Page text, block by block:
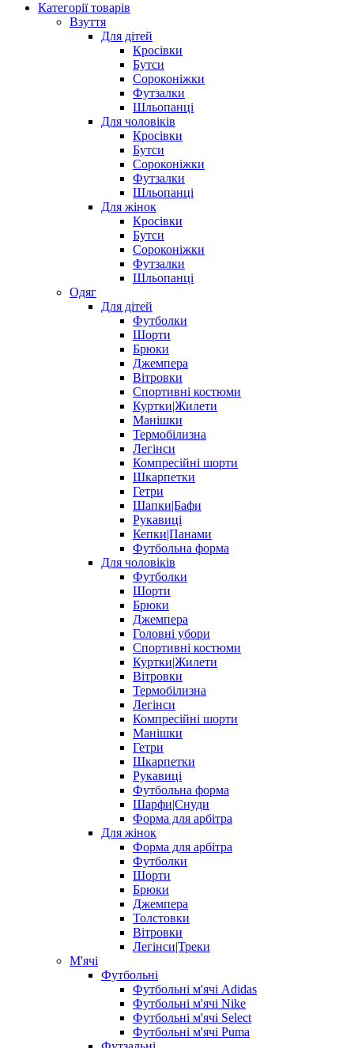
Категорії товарів
Взуття
Для дітей
Кросівки
Бутси
Сороконіжки
Футзалки
Шльопанці
Для чоловіків
Кросівки
Бутси
Сороконіжки
Футзалки
Шльопанці
Для жінок
Кросівки
Бутси
Сороконіжки
Футзалки
Шльопанці
Одяг
Для дітей
Футболки
Шорти
Брюки
Джемпера
Вітровки
Спортивні костюми
Куртки|Жилети
Манішки
Термобілизна
Легінси
Компресійні шорти
Шкарпетки
Гетри
Шапки|Бафи
Рукавиці
Кепки|Панами
Футбольна форма
Для чоловіків
Футболки
Шорти
Брюки
Джемпера
Головні убори
Спортивні костюми
Куртки|Жилети
Вітровки
Термобілизна
Легінси
Компресійні шорти
Манішки
Гетри
Шкарпетки
Рукавиці
Футбольна форма
Шарфи|Снуди
Форма для арбітра
Для жінок
Форма для арбітра
Футболки
Шорти
Брюки
Джемпера
Толстовки
Вітровки
Легінси|Треки
М'ячі
Футбольні
Футбольні м'ячі Adidas
Футбольні м'ячі Nike
Футбольні м'ячі Select
Футбольні м'ячі Puma